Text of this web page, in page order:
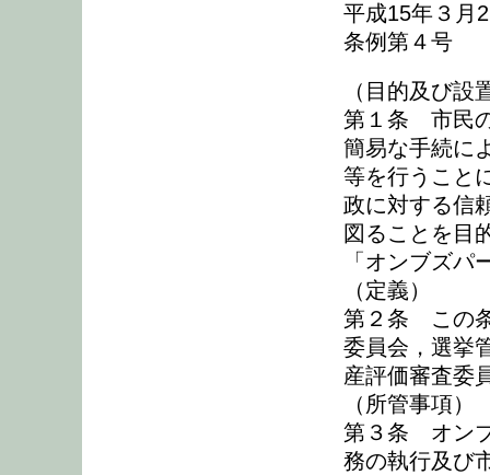
平成15年３月
条例第４号
（目的及び設
第１条 市民
簡易な手続に
等を行うこと
政に対する信
図ることを目
「オンブズパ
（定義）
第２条 この
委員会，選挙
産評価審査委
（所管事項）
第３条 オン
務の執行及び